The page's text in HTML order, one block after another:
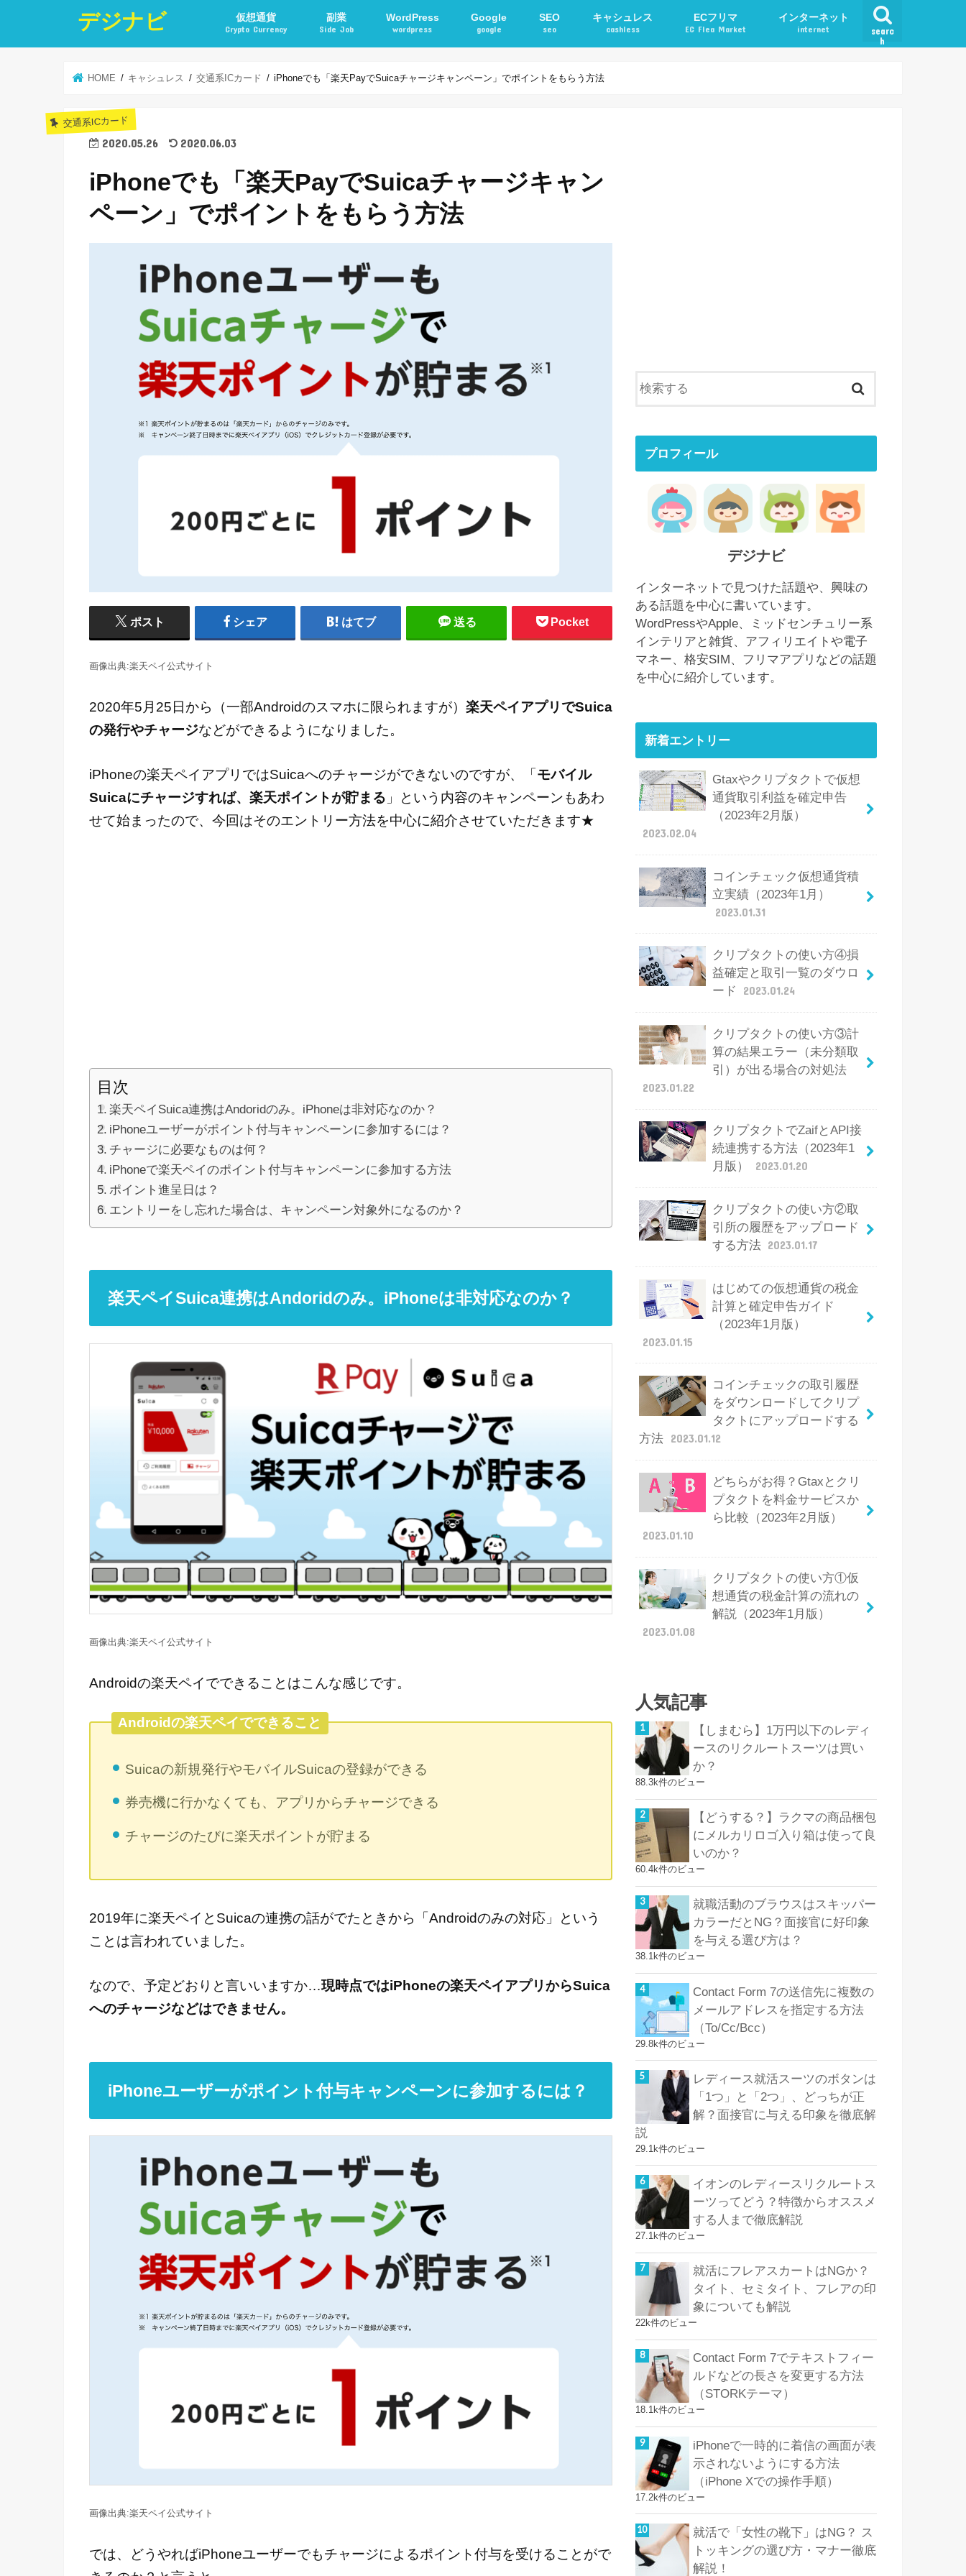
デジナビ
searc
h
仮想通貨
Crypto Currency
副業
Side Job
WordPress
wordpress
Google
google
SEO
seo
キャシュレス
cashless
ECフリマ
EC Flea Market
インターネット
internet
HOME キャシュレス 交通系ICカード iPhoneでも「楽天PayでSuicaチャージキャンペーン」でポイントをもらう方法
交通系ICカード
2020.05.26 2020.06.03
iPhoneでも「楽天PayでSuicaチャージキャン
ペーン」でポイントをもらう方法
ポスト シェア はてブ 送る Pocket
楽天ペイ公式サイト
2020年5月25日から（一部Androidのスマホに限られますが） 楽天ペイアプリでSuica
の発行やチャージなどができるようになりました。
iPhoneの楽天ペイアプリではSuicaへのチャージができないのですが、「モバイル
Suicaにチャージすれば、楽天ポイントが貯まる 」という内容のキャンペーンもあわ
せて始まったので、今回はそのエントリー方法を中心に紹介させていただきます★
目次
楽天ペイSuica連携はAndoridのみ。iPhoneは非対応なのか？
iPhoneユーザーがポイント付与キャンペーンに参加するには？
チャージに必要なものは何？
iPhoneで楽天ペイのポイント付与キャンペーンに参加する方法
ポイント進呈日は？
エントリーをし忘れた場合は、キャンペーン対象外になるのか？
楽天ペイSuica連携はAndoridのみ。iPhoneは非対応なのか？
楽天ペイ公式サイト
Androidの楽天ペイでできることはこんな感じです。
Androidの楽天ペイでできること
Suicaの新規発行やモバイルSuicaの登録ができる
券売機に行かなくても、アプリからチャージできる
チャージのたびに楽天ポイントが貯まる
2019年に楽天ペイとSuicaの連携の話がでたときから「Androidのみの対応」という
ことは言われていました。
なので、予定どおりと言いいますか…現時点ではiPhoneの楽天ペイアプリからSuica
へのチャージなどはできません。
iPhoneユーザーがポイント付与キャンペーンに参加するには？
楽天ペイ公式サイト
では、どうやればiPhoneユーザーでもチャージによるポイント付与を受けることがで
プロフィール
デジナビ
インターネットで見つけた話題や、興味の
ある話題を中心に書いています。
WordPressやApple、ミッドセンチュリー系
インテリアと雑貨、アフィリエイトや電子
マネー、格安SIM、フリマアプリなどの話題
を中心に紹介しています。
新着エントリー
Gtaxやクリプタクトで仮想
通貨取引利益を確定申告
（2023年2月版）
2023.02.04
コインチェック仮想通貨積
立実績（2023年1月）
2023.01.31
クリプタクトの使い方④損
益確定と取引一覧のダウロ
ード
2023.01.24
クリプタクトの使い方③計
算の結果エラー（未分類取
引）が出る場合の対処法
2023.01.22
クリプタクトでZaifとAPI接
続連携する方法（2023年1
月版）
2023.01.20
クリプタクトの使い方②取
引所の履歴をアップロード
する方法 2023.01.17
はじめての仮想通貨の税金
計算と確定申告ガイド
（2023年1月版）
2023.01.15
コインチェックの取引履歴
をダウンロードしてクリプ
タクトにアップロードする
方法
2023.01.12
どちらがお得？Gtaxとクリ
プタクトを料金サービスか
ら比較（2023年2月版）
2023.01.10
クリプタクトの使い方①仮
想通貨の税金計算の流れの
解説（2023年1月版）
2023.01.08
人気記事
【しまむら】1万円以下のレディ
ースのリクルートスーツは買い
か？
88.3k件のビュー
【どうする？】ラクマの商品梱包
にメルカリロゴ入り箱は使って良
いのか？
60.4k件のビュー
就職活動のブラウスはスキッパー
カラーだとNG？面接官に好印象
を与える選び方は？
38.1k件のビュー
Contact Form 7の送信先に複数の
メールアドレスを指定する方法
（To/Cc/Bcc）
29.8k件のビュー
レディース就活スーツのボタンは
「1つ」と「2つ」、どっちが正
解？面接官に与える印象を徹底解
説
29.1k件のビュー
イオンのレディースリクルートス
ーツってどう？特徴からオススメ
する人まで徹底解説
27.1k件のビュー
就活にフレアスカートはNGか？
タイト、セミタイト、フレアの印
象についても解説
22k件のビュー
Contact Form 7でテキストフィー
ルドなどの長さを変更する方法
（STORKテーマ）
18.1k件のビュー
iPhoneで一時的に着信の画面が表
示されないようにする方法
（iPhone Xでの操作手順）
17.2k件のビュー
就活で「女性の靴下」はNG？ ス
トッキングの選び方・マナー徹底
解説！